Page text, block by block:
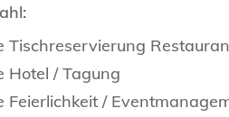
Tischreservierung
Hotel / Tagung
Feierlichkeit /